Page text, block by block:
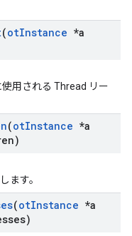
(otInstance *a
用される Thread リー
(otInstance *a
ます。
(otInstance *a